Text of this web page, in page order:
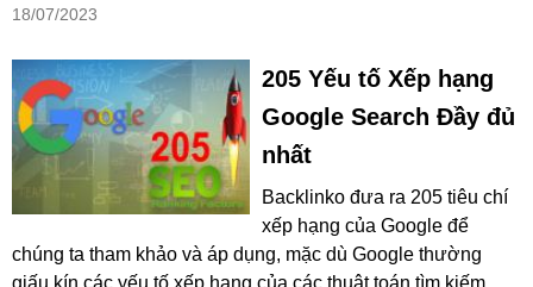
18/07/2023
205 Yếu tố Xếp hạng
Google Search Đầy đủ
nhất
Backlinko đưa ra 205 tiêu chí
xếp hạng của Google để
chúng ta tham khảo và áp dụng, mặc dù Google thường
giấu kín các yếu tố xếp hạng của các thuật toán tìm kiếm